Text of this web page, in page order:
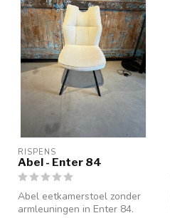
RISPENS
Abel - Enter 84
Abel eetkamerstoel zonder
armleuningen in Enter 84.